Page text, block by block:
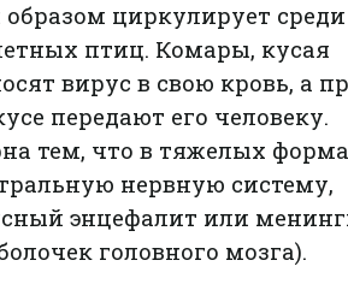
циркулирует среди
птиц. Комары, кусая
вирус в свою кровь, а
передают его человеку.
тем, что в тяжелых
нервную систему,
энцефалит или
головного мозга).